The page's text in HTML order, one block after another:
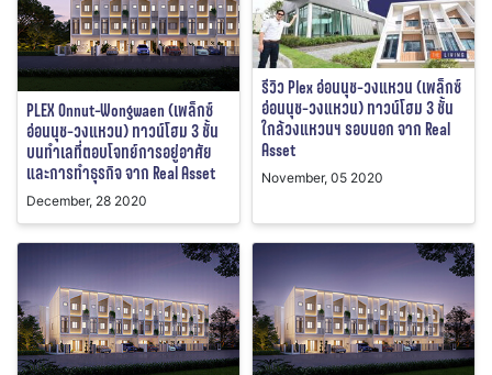
PLEX Onnut-Wongwaen (เพล็กซ์
อ่อนนุช-วงแหวน) ทาวน์โฮม 3 ชั้น
บนทำเลที่ตอบโจทย์การอยู่อาศัย
และการทำธุรกิจ จาก Real Asset
December, 28 2020
รีวิว Plex อ่อนนุช-วงแหวน (เพล็กซ์
อ่อนนุช-วงแหวน) ทาวน์โฮม 3 ชั้น
ใกล้วงแหวนฯ รอบนอก จาก Real
Asset
November, 05 2020